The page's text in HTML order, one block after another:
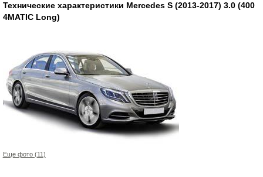
Технические характеристики Mercedes S (2013-2017) 3.0 (400
4MATIC Long)
Еще фото (11)